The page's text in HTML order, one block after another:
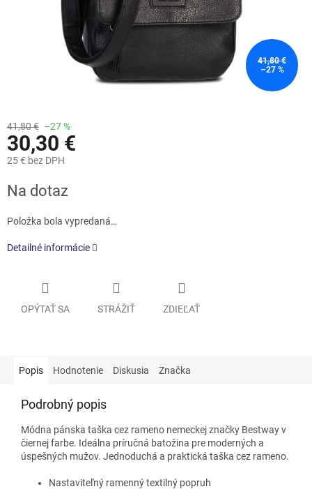
41,80 €
–27 %
41,80 € –27 %
30,30 €
25 € bez DPH
cena:
Na dotaz
Položka bola vypredaná…
Detailné informácie
OPÝTAŤ SA STRÁŽIŤ ZDIEĽAŤ
Popis Hodnotenie Diskusia Značka
Podrobný popis
Módna pánska taška cez rameno nemeckej značky Bestway v
čiernej farbe. Ideálna príručná batožina pre moderných a
úspešných mužov. Jednoduchá a praktická taška cez rameno.
Nastaviteľný ramenný textilný popruh